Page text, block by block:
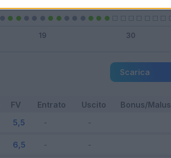
Scarica
FV Entrato Uscito Bonus/Malus